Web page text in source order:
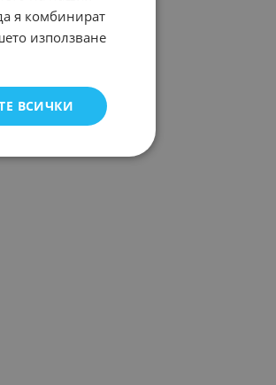
я комбинират
използване
ВСИЧКИ